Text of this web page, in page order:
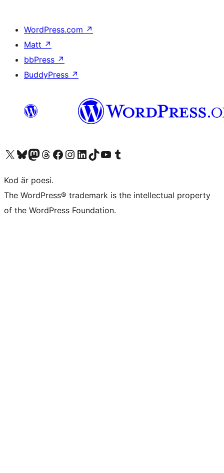
WordPress.com ↗
Matt ↗
bbPress ↗
BuddyPress ↗
Besök vår X-konto (f.d. Twitter)
Besök vårt Bluesky-konto
Besök vårt Mastodon-konto
Besök vårt Thread-konto
Besök vår Facebook-sidaBesök vårt Instagram-konto
Besök vårt LinkedIn-konto
Besök vårt TikTok-konto
Besök vår YouTube-kanalBesök vårt Tumblr-konto
Kod är poesi.
The WordPress® trademark is the intellectual property
of the WordPress Foundation.